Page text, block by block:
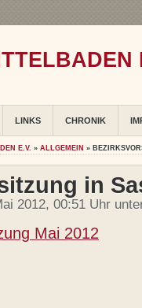
LINKS CHRONIK
E.V. » ALLGEMEIN »
in
2012, 00:51 Uhr
Mai 2012